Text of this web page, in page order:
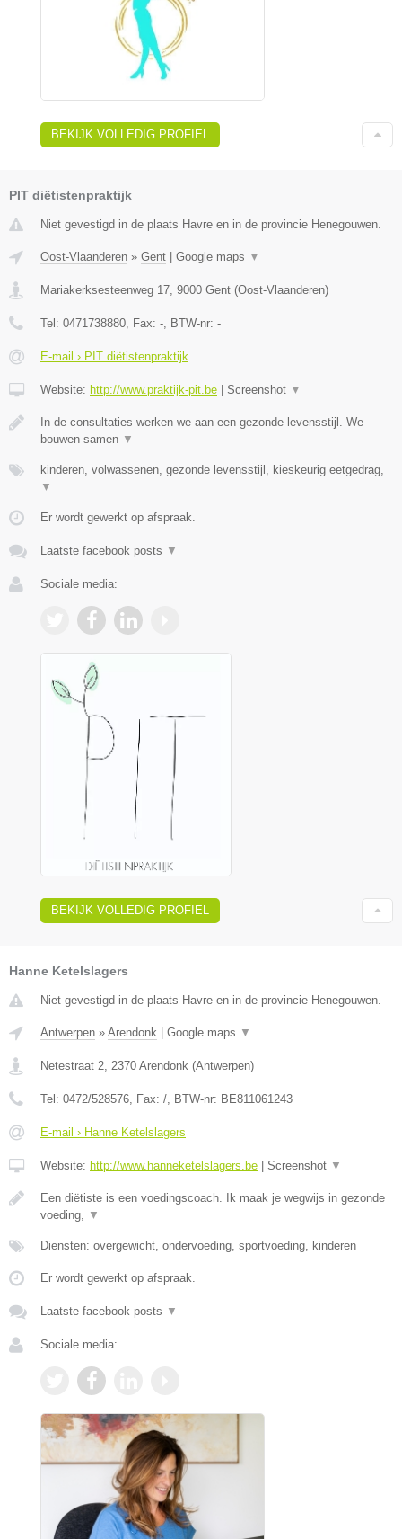
BEKIJK VOLLEDIG PROFIEL
PIT diëtistenpraktijk
Niet gevestigd in de plaats Havre en in de provincie Henegouwen.
Oost-Vlaanderen » Gent | Google maps ▼
Mariakerksesteenweg 17 9000 Gent (Oost-Vlaanderen)
Tel: 0471738880 , Fax: - , BTW-nr: -
E-mail › PIT diëtistenpraktijk
Website: http://www.praktijk-pit.be | Screenshot ▼
In de consultaties werken we aan een gezonde levensstijl. We
bouwen samen ▼
kinderen, volwassenen, gezonde levensstijl, kieskeurig eetgedrag,
▼
Er wordt gewerkt op afspraak.
Laatste facebook posts ▼
Sociale media:
BEKIJK VOLLEDIG PROFIEL
Hanne Ketelslagers
Niet gevestigd in de plaats Havre en in de provincie Henegouwen.
Antwerpen » Arendonk Google maps ▼
Netestraat 2, 2370 Arendonk (Antwerpen)
Tel: 0472/528576, Fax: /, BTW-nr: BE811061243
E-mail › Hanne Ketelslagers
Website: http://www.hanneketelslagers.be Screenshot ▼
Een diëtiste is een voedingscoach. Ik maak je wegwijs in gezonde
voeding, ▼
Diensten: overgewicht, ondervoeding, sportvoeding, kinderen
Er wordt gewerkt op afspraak.
Laatste facebook posts ▼
Sociale media: